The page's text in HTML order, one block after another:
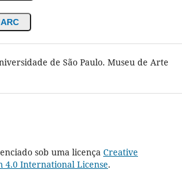
de São Paulo. Museu de Arte
sob uma licença Creative
4.0 International License.